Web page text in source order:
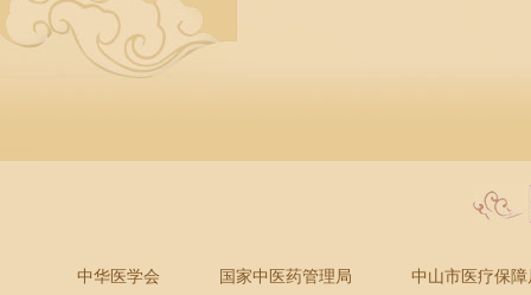
中华医学会 国家中医药管理局 中山市医疗保障